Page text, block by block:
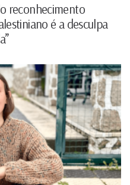
reconhecimento
é a desculpa